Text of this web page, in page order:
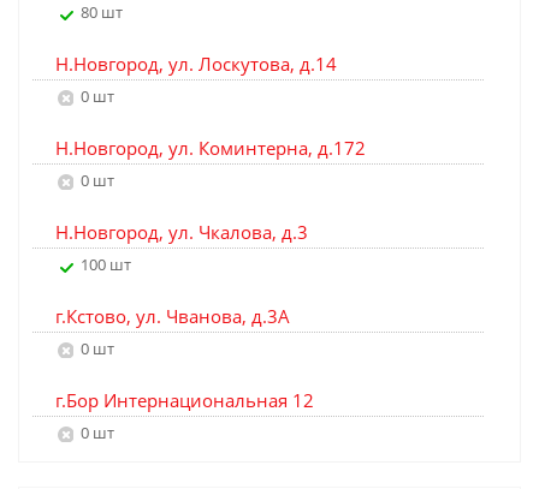
80 шт
Н.Новгород, ул. Лоскутова, д.14
0 шт
Н.Новгород, ул. Коминтерна, д.172
0 шт
Н.Новгород, ул. Чкалова, д.3
100 шт
г.Кстово, ул. Чванова, д.3А
0 шт
г.Бор Интернациональная 12
0 шт